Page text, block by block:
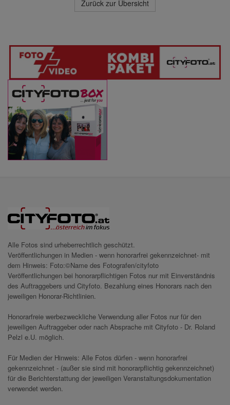
Zurück zur Übersicht
Alle Fotos sind urheberrechtlich geschützt.
Veröffentlichungen in Medien - wenn honorarfrei gekennzeichnet- mit
dem Hinweis: Foto:©Name des Fotografen/cityfoto
Veröffentlichungen bei honorarpflichtigen Fotos nur mit Einverständnis
des Auftraggebers und Cityfoto. Bezahlung eines Honorars nach den
jeweiligen Honorar-Richtlinien.
Honorarfreie werbezweckliche Verwendung aller Fotos nur für den
jeweiligen Auftraggeber oder nach Absprache mit Cityfoto - Dr. Roland
Pelzl e.U. möglich.
Für Medien der Hinweis: Alle Fotos dürfen - wenn honorarfrei
gekennzeichnet - (außer sie sind mit honorarpflichtig gekennzeichnet)
für die Berichterstattung der jeweiligen Veranstaltungsdokumentation
verwendet werden.